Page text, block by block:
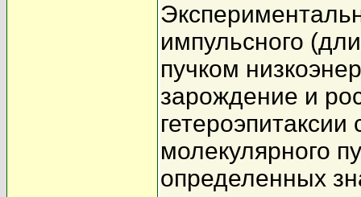
импульсного
пучком
зарождение и
гетероэпитаксии
молекулярного
определенных